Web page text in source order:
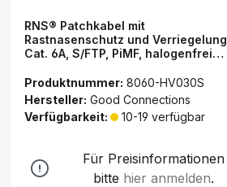
RNS® Patchkabel mit
Rastnasenschutz und Verriegelung,
Cat. 6A, S/FTP, PiMF, halogenfrei
Connections®
Produktnummer: 8060-HV030S
Hersteller: Good Connections
Verfügbarkeit:
10-19 verfügbar
Für Preisinformationen
bitte hier anmelden.